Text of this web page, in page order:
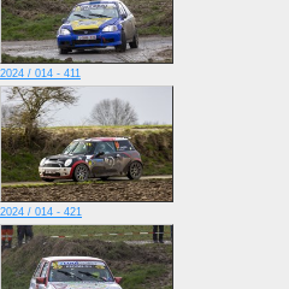
2024 / 014 - 411
2024 / 014 - 421